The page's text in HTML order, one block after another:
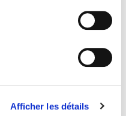
Afficher les détails
caramel au verjus gavotte –